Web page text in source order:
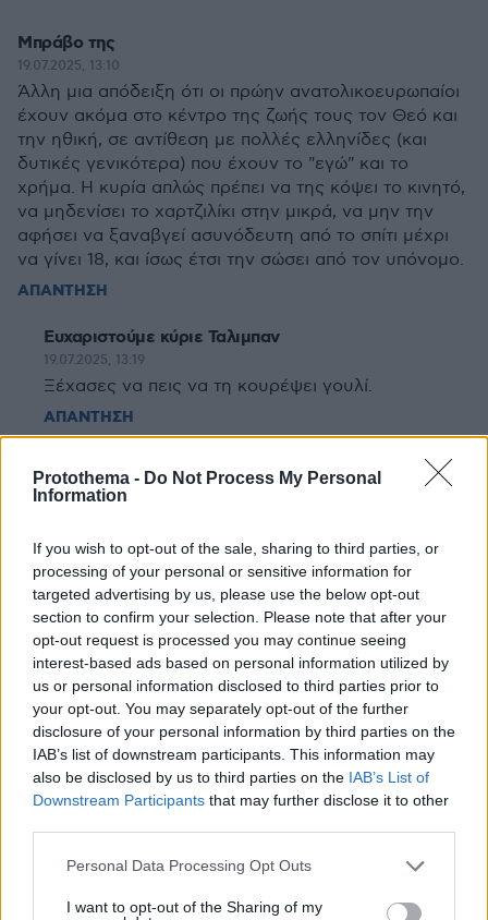
Protothema - Do Not Process My Personal
Information
If you wish to opt-out of the sale, sharing to third parties, or
processing of your personal or sensitive information for
targeted advertising by us, please use the below opt-out
section to confirm your selection. Please note that after your
opt-out request is processed you may continue seeing
interest-based ads based on personal information utilized by
us or personal information disclosed to third parties prior to
your opt-out. You may separately opt-out of the further
disclosure of your personal information by third parties on the
IAB’s list of downstream participants. This information may
also be disclosed by us to third parties on the IAB’s List of
Downstream Participants that may further disclose it to other
Please note that this website/app uses one or more Google
not limited to your visit or usage behaviour. You may click to
Personal Data Processing Opt Outs
I want to opt-out of the Sharing of my
Μπράβο της
19.07.2025, 13:10
Άλλη μια απόδειξη ότι οι πρώην ανατολικοευρωπαίοι
έχουν ακόμα στο κέντρο της ζωής τους τον Θεό και
την ηθική, σε αντίθεση με πολλές ελληνίδες (και
δυτικές γενικότερα) που έχουν το "εγώ" και το
χρήμα. Η κυρία απλώς πρέπει να της κόψει το κινητό,
να μηδενίσει το χαρτζιλίκι στην μικρά, να μην την
αφήσει να ξαναβγεί ασυνόδευτη από το σπίτι μέχρι
να γίνει 18, και ίσως έτσι την σώσει από τον υπόνομο.
ΑΠΑΝΤΗΣΗ
Ευχαριστούμε κύριε Ταλιμπαν
19.07.2025, 13:19
Ξέχασες να πεις να τη κουρέψει γουλί.
ΑΠΑΝΤΗΣΗ
19.07.2025, 13:02
Όταν δεν υπάρχει αυστηρός πατέρας (όπως στην
συγκεκριμένη περίπτωση) να βάλει χαλινάρι στο
ατίθασο νειάτο, το νειάτο παίρνει αέρα και αρχίζει τα
μυτούδικα. Τώρα που θα κοπεί το κινητό, το χαρτζιλίκι
και η έξοδος, θα μετανιώσει το παλιοκόριτσο, αλλά
θα είναι αργά. Όλοι στην γειτονιά θα την ξέρουν, θα
της έχει βγει το όνομα.
ΑΠΑΝΤΗΣΗ
Αν ένα δεκαπεντάχρονο έχει το θράσος να